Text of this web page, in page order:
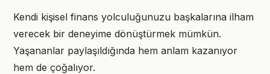
Kendi kişisel finans yolculuğunuzu başkalarına ilham
verecek bir deneyime dönüştürmek mümkün.
Yaşananlar paylaşıldığında hem anlam kazanıyor
hem de çoğalıyor.